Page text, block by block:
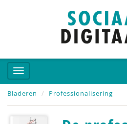
Bladeren Professionalisering